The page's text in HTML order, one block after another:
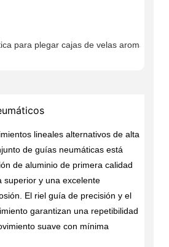
lineales alternativos de alta
de guías neumáticas está
de aluminio de primera calidad
superior y una excelente
El riel guía de precisión y el
garantizan una repetibilidad
suave con mínima